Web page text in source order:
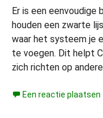
Er is een eenvoudige
houden een zwarte
waar het systeem je
te voegen. Dit helpt
zich richten op
Een reactie plaatsen